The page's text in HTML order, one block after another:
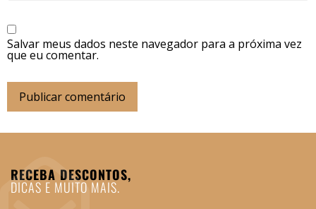
Salvar meus dados neste navegador para a próxima vez
que eu comentar.
RECEBA DESCONTOS,
DICAS E MUITO MAIS.